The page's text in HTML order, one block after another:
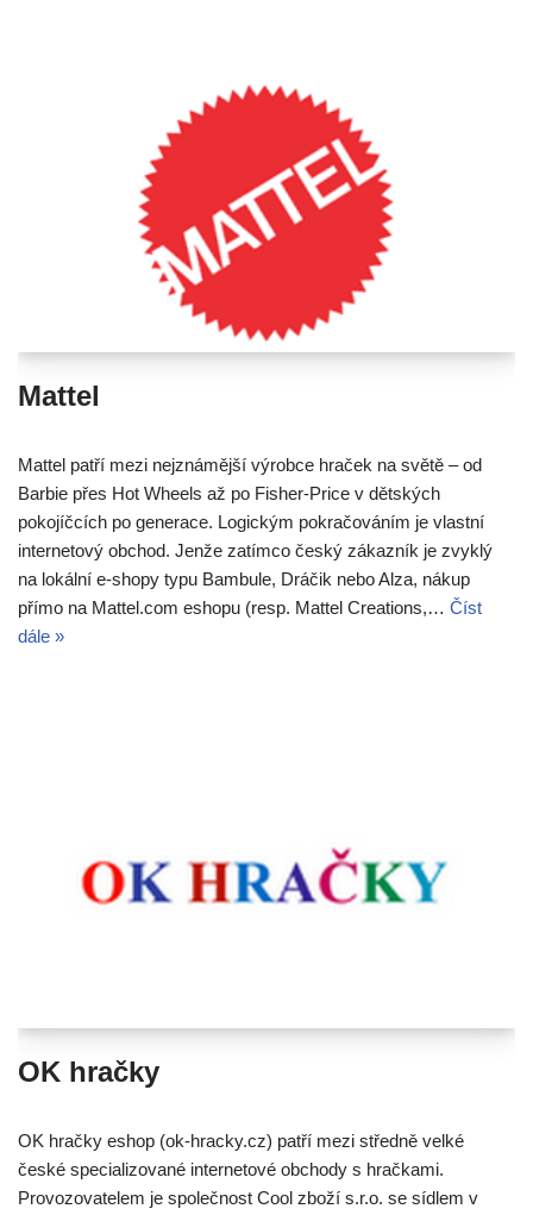
Mattel
Mattel patří mezi nejznámější výrobce hraček na světě – od
Barbie přes Hot Wheels až po Fisher-Price v dětských
pokojíčcích po generace. Logickým pokračováním je vlastní
internetový obchod. Jenže zatímco český zákazník je zvyklý
na lokální e-shopy typu Bambule, Dráčik nebo Alza, nákup
přímo na Mattel.com eshopu (resp. Mattel Creations,… Číst
dále »
OK hračky
OK hračky eshop (ok-hracky.cz) patří mezi středně velké
české specializované internetové obchody s hračkami.
Provozovatelem je společnost Cool zboží s.r.o. se sídlem v